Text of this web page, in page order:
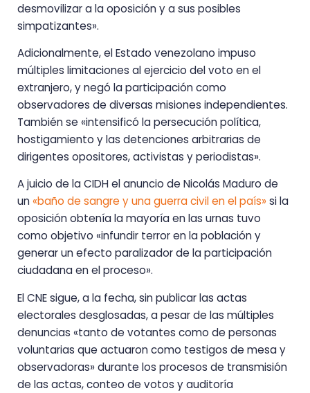
desmovilizar a la oposición y a sus posibles
simpatizantes».
Adicionalmente, el Estado venezolano impuso
múltiples limitaciones al ejercicio del voto en el
extranjero, y negó la participación como
observadores de diversas misiones independientes.
También se «intensificó la persecución política,
hostigamiento y las detenciones arbitrarias de
dirigentes opositores, activistas y periodistas».
A juicio de la CIDH el anuncio de Nicolás Maduro de
un«baño de sangre y una guerra civil en el país» si la
oposición obtenía la mayoría en las urnas tuvo
como objetivo «infundir terror en la población y
generar un efecto paralizador de la participación
ciudadana en el proceso».
El CNE sigue, a la fecha, sin publicar las actas
electorales desglosadas, a pesar de las múltiples
denuncias «tanto de votantes como de personas
voluntarias que actuaron como testigos de mesa y
observadoras» durante los procesos de transmisión
de las actas, conteo de votos y auditoría